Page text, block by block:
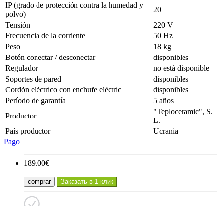
IP (grado de protección contra la humedad y
polvo)
20
Tensión
220 V
Frecuencia de la corriente
50 Hz
Peso
18 kg
Botón conectar / desconectar
disponibles
Regulador
no está disponible
Soportes de pared
disponibles
Cordón eléctrico con enchufe eléctric
disponibles
Período de garantía
5 años
Productor
"Teploceramic", S.
L.
País productor
Ucrania
Pago
189.00€
comprar Заказать в 1 клик